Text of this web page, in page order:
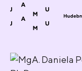
Přeskočit na